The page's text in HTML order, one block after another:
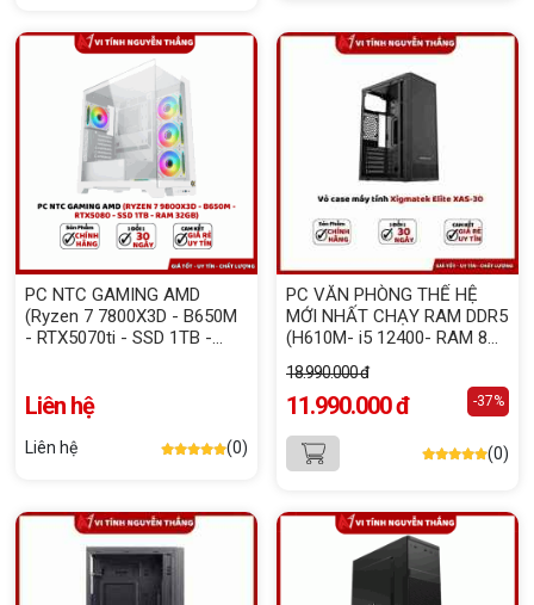
PC NTC GAMING AMD
(Ryzen 7 7800X3D - B650M
- RTX5070ti - SSD 1TB -
Liên hệ
Liên hệ (0)
PC VĂN PHÒNG THẾ HỆ
MỚI NHẤT CHẠY RAM DDR5
(H610M- i5 12400- RAM 8G
XAS30)
18.990.000 đ
11.990.000 đ -37%
(0)